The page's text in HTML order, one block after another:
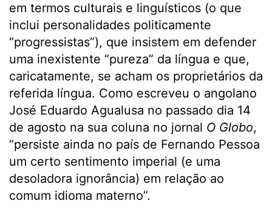
em termos culturais e linguísticos (o que
inclui personalidades politicamente
“progressistas”), que insistem em defender
uma inexistente “pureza” da língua e que,
caricatamente, se acham os proprietários da
referida língua. Como escreveu o angolano
José Eduardo Agualusa no passado dia 14
de agosto na sua coluna no jornal O Globo,
“persiste ainda no país de Fernando Pessoa
um certo sentimento imperial (e uma
desoladora ignorância) em relação ao
comum idioma materno”.